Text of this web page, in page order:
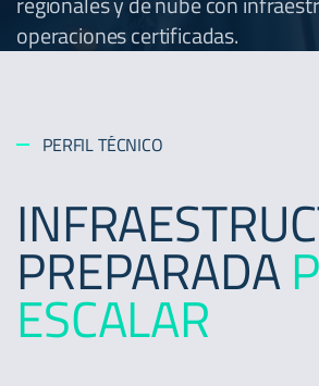
operaciones certificadas.
PERFIL TÉCNICO
PREPARADA
ESCALAR